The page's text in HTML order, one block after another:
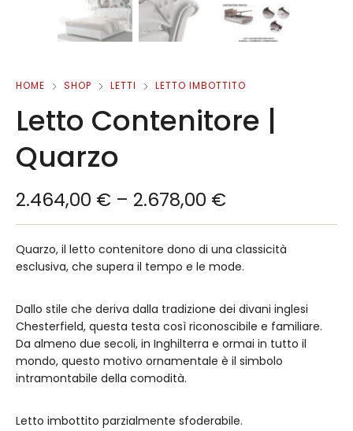
HOME SHOP LETTI LETTO IMBOTTITO
Letto Contenitore |
Quarzo
2.464,00 € – 2.678,00 €
Quarzo, il letto contenitore dono di una classicità
esclusiva, che supera il tempo e le mode.
Dallo stile che deriva dalla tradizione dei divani inglesi
Chesterfield, questa testa così riconoscibile e familiare.
Da almeno due secoli, in Inghilterra e ormai in tutto il
mondo, questo motivo ornamentale è il simbolo
intramontabile della comodità.
Letto imbottito parzialmente sfoderabile.